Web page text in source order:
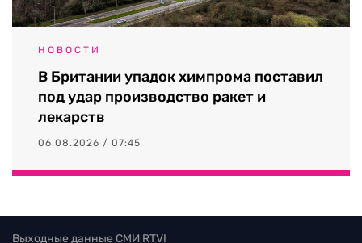
НОВОСТИ
В Британии упадок химпрома поставил
под удар производство ракет и
лекарств
06.08.2026 / 07:45
Выходные данные СМИ RTVI